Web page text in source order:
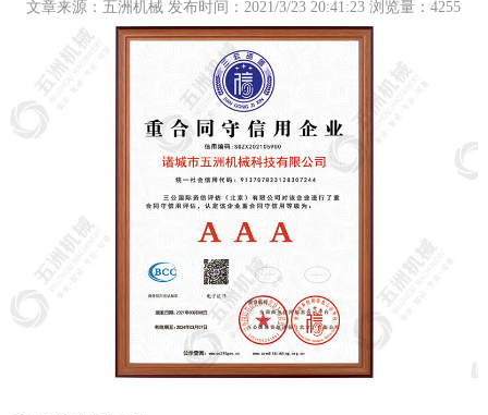
文章来源：五洲机械 发布时间：2021/3/23 20:41:23 浏览量：4255